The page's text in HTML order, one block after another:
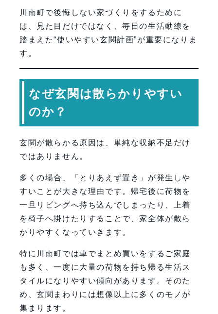
川南町で後悔しない家づくりをするために
は、見た目だけではなく、毎日の生活動線を
踏まえた“使いやすい玄関計画”が重要になりま
す。
なぜ玄関は散らかりやすい
のか？
玄関が散らかる原因は、単純な収納不足だけ
ではありません。
多くの場合、「とりあえず置き」が発生しや
すいことが大きな理由です。帰宅後に荷物を
一旦リビングへ持ち込んでしまったり、上着
を椅子へ掛けたりすることで、家全体が散ら
かりやすくなっていきます。
特に川南町では車でまとめ買いをするご家庭
も多く、一度に大量の荷物を持ち帰る生活ス
タイルになりやすい傾向があります。そのた
め、玄関まわりには想像以上に多くのモノが
集まります。